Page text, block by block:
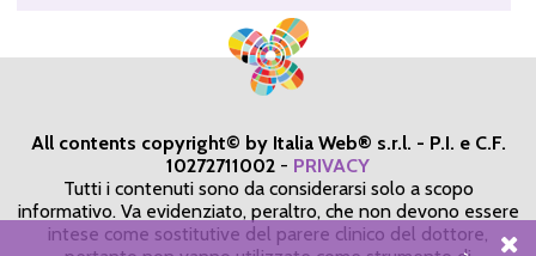
All contents copyright© by Italia Web® s.r.l. - P.I. e C.F.
10272711002 - PRIVACY
Tutti i contenuti sono da considerarsi solo a scopo
informativo. Va evidenziato, peraltro, che non devono essere
intese come sostitutive del parere clinico del dottore,